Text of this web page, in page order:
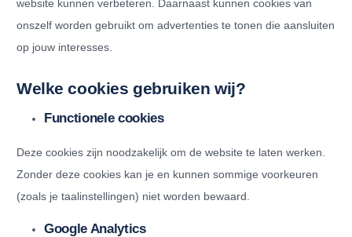
website kunnen verbeteren. Daarnaast kunnen cookies van
onszelf worden gebruikt om advertenties te tonen die aansluiten
op jouw interesses.
Welke cookies gebruiken wij?
Functionele cookies
Deze cookies zijn noodzakelijk om de website te laten werken.
Zonder deze cookies kan je en kunnen sommige voorkeuren
(zoals je taalinstellingen) niet worden bewaard.
Google Analytics